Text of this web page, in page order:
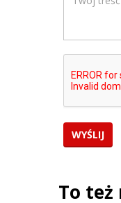
To też